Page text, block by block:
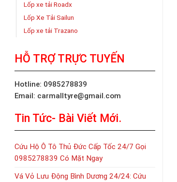
Lốp xe tải Roadx
Lốp Xe Tải Sailun
Lốp xe tải Trazano
HỖ TRỢ TRỰC TUYẾN
Hotline: 0985278839
Email: carmalltyre@gmail.com
Tin Tức- Bài Viết Mới.
Cứu Hộ Ô Tô Thủ Đức Cấp Tốc 24/7 Gọi
0985278839 Có Mặt Ngay
Vá Vỏ Lưu Động Bình Dương 24/24: Cứu